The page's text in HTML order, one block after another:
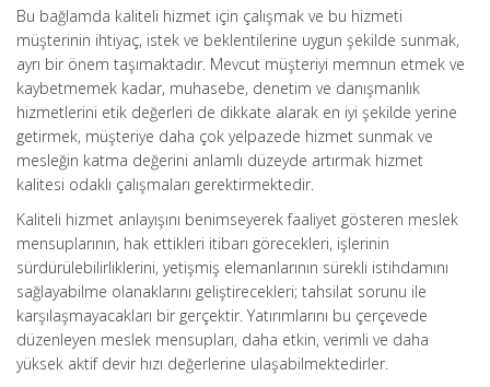
Bu bağlamda kaliteli hizmet için çalışmak ve bu hizmeti
müşterinin ihtiyaç, istek ve beklentilerine uygun şekilde sunmak,
ayrı bir önem taşımaktadır. Mevcut müşteriyi memnun etmek ve
kaybetmemek kadar, muhasebe, denetim ve danışmanlık
hizmetlerini etik değerleri de dikkate alarak en iyi şekilde yerine
getirmek, müşteriye daha çok yelpazede hizmet sunmak ve
mesleğin katma değerini anlamlı düzeyde artırmak hizmet
kalitesi odaklı çalışmaları gerektirmektedir.
Kaliteli hizmet anlayışını benimseyerek faaliyet gösteren meslek
mensuplarının, hak ettikleri itibarı görecekleri, işlerinin
sürdürülebilirliklerini, yetişmiş elemanlarının sürekli istihdamını
sağlayabilme olanaklarını geliştirecekleri; tahsilat sorunu ile
karşılaşmayacakları bir gerçektir. Yatırımlarını bu çerçevede
düzenleyen meslek mensupları, daha etkin, verimli ve daha
yüksek aktif devir hızı değerlerine ulaşabilmektedirler.